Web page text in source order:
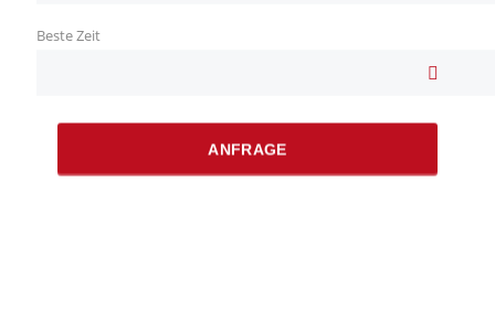
Beste Zeit
ANFRAGE